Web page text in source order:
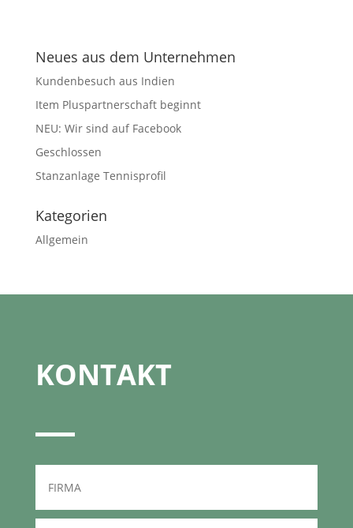
Neues aus dem Unternehmen
Kundenbesuch aus Indien
Item Pluspartnerschaft beginnt
NEU: Wir sind auf Facebook
Geschlossen
Stanzanlage Tennisprofil
Kategorien
Allgemein
KONTAKT